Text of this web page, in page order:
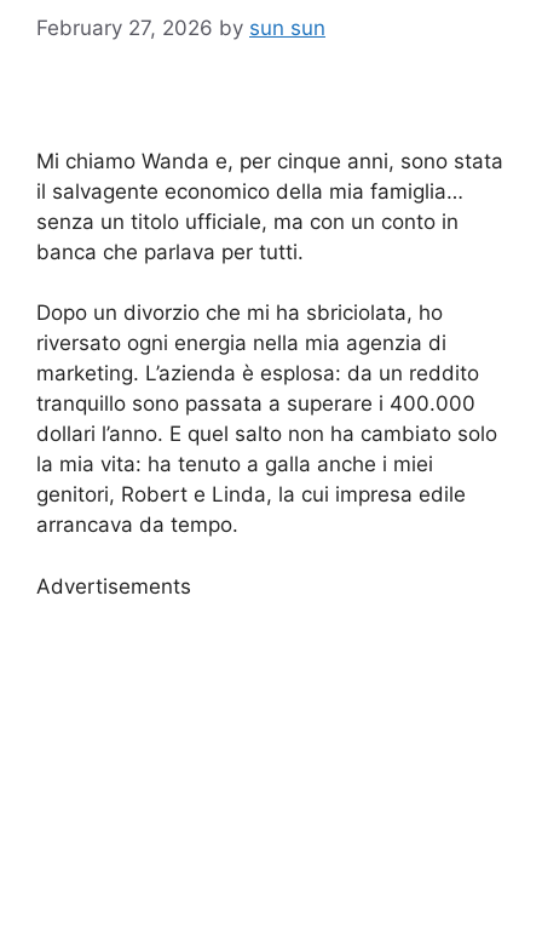
February 27, 2026 by sun sun
Mi chiamo Wanda e, per cinque anni, sono stata
il salvagente economico della mia famiglia…
senza un titolo ufficiale, ma con un conto in
banca che parlava per tutti.
Dopo un divorzio che mi ha sbriciolata, ho
riversato ogni energia nella mia agenzia di
marketing. L’azienda è esplosa: da un reddito
tranquillo sono passata a superare i 400.000
dollari l’anno. E quel salto non ha cambiato solo
la mia vita: ha tenuto a galla anche i miei
genitori, Robert e Linda, la cui impresa edile
arrancava da tempo.
Advertisements